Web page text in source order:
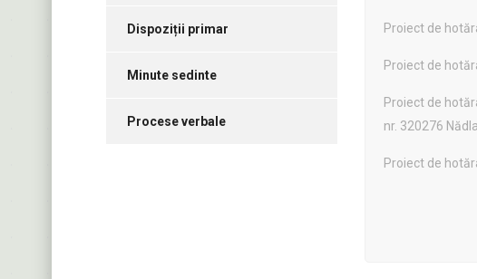
Dispoziții primar
Minute sedinte
Procese verbale
Proiect de
Proiect de
Proiect de
nr. 320276
Proiect de